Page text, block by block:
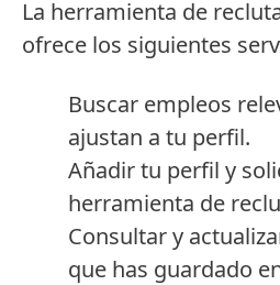
La herramienta de
ofrece los siguientes
Buscar empleos
ajustan a tu perfil.
Añadir tu perfil y
herramienta de
Consultar y
que has guardado